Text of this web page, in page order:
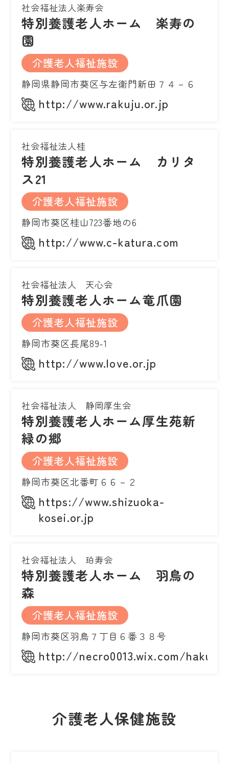
社会福祉法人楽寿会
特別養護老人ホーム 楽寿の
園
介護老人福祉施設
静岡県静岡市葵区与左衛門新田７４－６
http://www.rakuju.or.jp
社会福祉法人桂
特別養護老人ホーム カリタ
ス21
介護老人福祉施設
静岡市葵区桂山723番地の6
http://www.c-katura.com
社会福祉法人 天心会
特別養護老人ホーム竜爪園
介護老人福祉施設
静岡市葵区長尾89-1
http://www.love.or.jp
社会福祉法人 静岡厚生会
特別養護老人ホーム厚生苑新
緑の郷
介護老人福祉施設
静岡市葵区北番町６６－２
https://www.shizuoka-
kosei.or.jp
社会福祉法人 珀寿会
特別養護老人ホーム 羽鳥の
森
介護老人福祉施設
静岡市葵区羽鳥７丁目６番３８号
http://necro0013.wix.com/hakuju
介護老人保健施設